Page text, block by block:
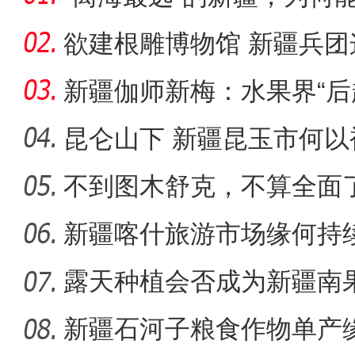
张清闯：我相信这部影片
欲建根雕博物馆 新疆兵
朽木？
新疆伽师新梅：水果界“
出
昆仑山下 新疆昆玉市何以
不到图木舒克，不算全面
团
新疆喀什旅游市场缘何持
露天种植会否成为新疆南
新疆石河子粮食作物单产